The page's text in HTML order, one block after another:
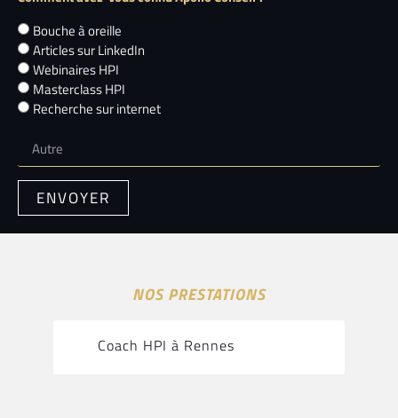
Bouche à oreille
Articles sur LinkedIn
Webinaires HPI
Masterclass HPI
Recherche sur internet
ENVOYER
NOS PRESTATIONS
Coach HPI à Rennes